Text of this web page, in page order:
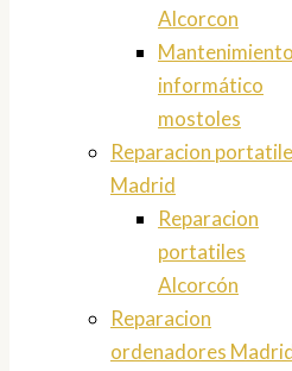
Alcorcon
Mantenimiento
informático
mostoles
Reparacion
Madrid
Reparacion
portatiles
Alcorcón
Reparacion
ordenadores